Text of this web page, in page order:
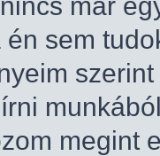
én sem
megint